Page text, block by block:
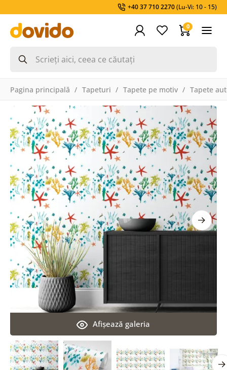
+40 37 710 2270(Lu-Vi: 10 - 15)
0
Pagina principală Tapeturi Tapete pe motiv Tapete
Afişează galeria